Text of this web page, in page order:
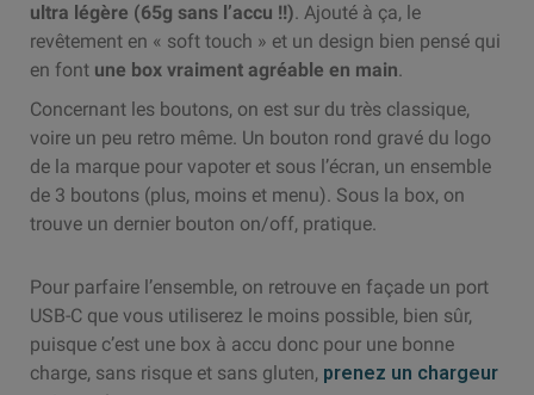
ultra légère (65g sans l’accu !!). Ajouté à ça, le
revêtement en « soft touch » et un design bien pensé qui
en font une box vraiment agréable en main.
Concernant les boutons, on est sur du très classique,
voire un peu retro même. Un bouton rond gravé du logo
de la marque pour vapoter et sous l’écran, un ensemble
de 3 boutons (plus, moins et menu). Sous la box, on
trouve un dernier bouton on/off, pratique.
Pour parfaire l’ensemble, on retrouve en façade un port
USB-C que vous utiliserez le moins possible, bien sûr,
puisque c’est une box à accu donc pour une bonne
charge, sans risque et sans gluten, prenez un chargeur